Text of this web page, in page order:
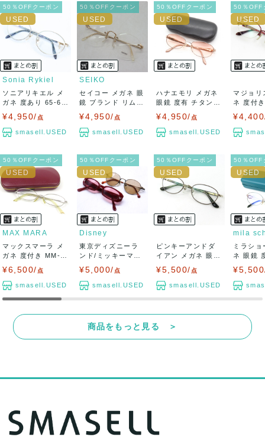
50％OFFクーポン
Sonia Rykiel
ソニアリキエル メ
ガネ 度あり 65-67
¥4,950/ 点
smasell.USED
50％OFFクーポン
SEIKO
セイコー メガネ 眼
鏡 ブランド リムレ
¥4,950/ 点
smasell.USED
50％OFFクーポン
ハナエモリ メガネ
眼鏡 度有 チタンフ
¥4,950/ 点
smasell.USED
50％OFF
マジョリ
ネ 度付
50％OFFクーポン
MAX MARA
マックスマーラ メ
ガネ 度付き MM-8
¥6,500/ 点
smasell.USED
50％OFFクーポン
Disney
東京ディズニーラ
ンド/ミッキーマウ
¥5,000/ 点
smasell.USED
50％OFFクーポン
ピンキーアンドダ
イアン メガネ 眼鏡
¥5,500/ 点
smasell.USED
50％OFF
mila
ミラシ
ネ 眼鏡
商品をもっと見る ＞